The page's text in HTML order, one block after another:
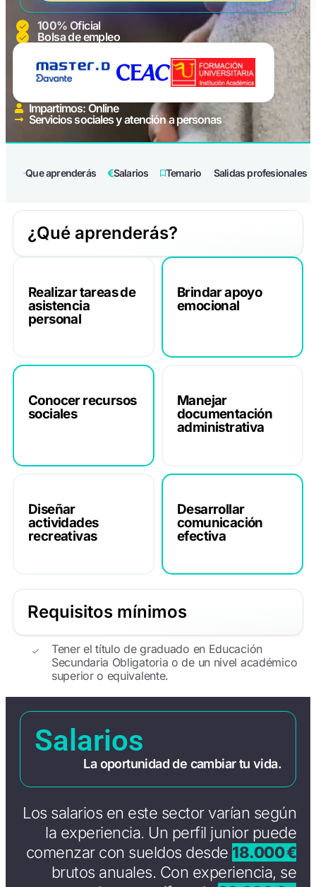
100% Oficial
Bolsa de empleo
Impartimos: Online
Servicios sociales y atención a personas
Que aprenderás Salarios Temario Salidas profesionales
¿Qué aprenderás?
Realizar tareas de
asistencia
personal
Brindar apoyo
emocional
Conocer recursos
sociales
Manejar
documentación
administrativa
Diseñar
actividades
recreativas
Desarrollar
comunicación
efectiva
Requisitos mínimos
Tener el título de graduado en Educación
Secundaria Obligatoria o de un nivel académico
superior o equivalente.
Salarios
La oportunidad de cambiar tu vida.
Los salarios en este sector varían según
la experiencia. Un perfil junior puede
comenzar con sueldos desde 18.000 €
brutos anuales. Con experiencia, se